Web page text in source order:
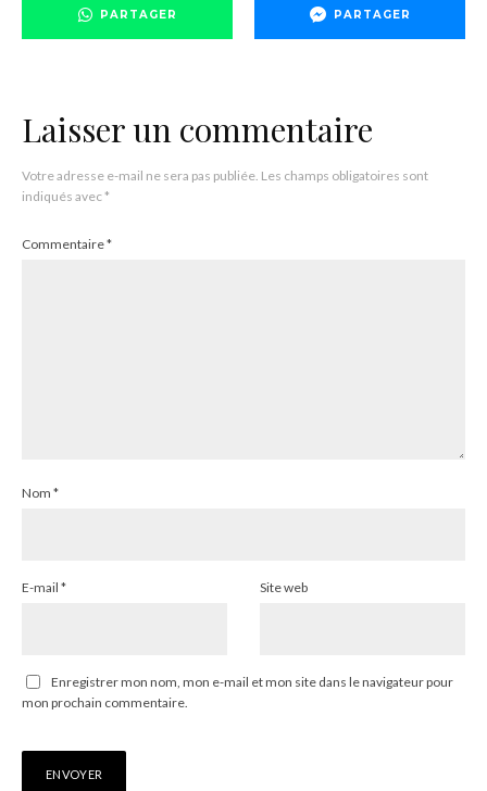
PARTAGER PARTAGER
Laisser un commentaire
Votre adresse e-mail ne sera pas publiée. Les champs obligatoires sont
indiqués avec*
Commentaire*
Nom *
E-mail * Site web
Enregistrer mon nom, mon e-mail et mon site dans le navigateur pour
mon prochain commentaire.